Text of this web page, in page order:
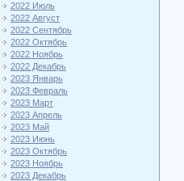
2022 Июль
2022 Август
2022 Сентябрь
2022 Октябрь
2022 Ноябрь
2022 Декабрь
2023 Январь
2023 Февраль
2023 Март
2023 Апрель
2023 Май
2023 Июнь
2023 Октябрь
2023 Ноябрь
2023 Декабрь